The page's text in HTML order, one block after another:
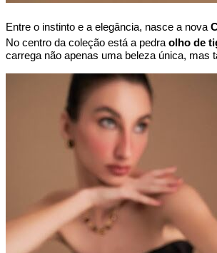
Entre o instinto e a elegância, nasce a nova
No centro da coleção está a pedra olho de
carrega não apenas uma beleza única, mas